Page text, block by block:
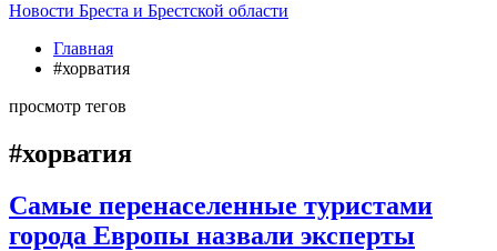
Новости Бреста и Брестской области
Главная
#хорватия
просмотр тегов
#хорватия
Самые перенаселенные туристами
города Европы назвали эксперты